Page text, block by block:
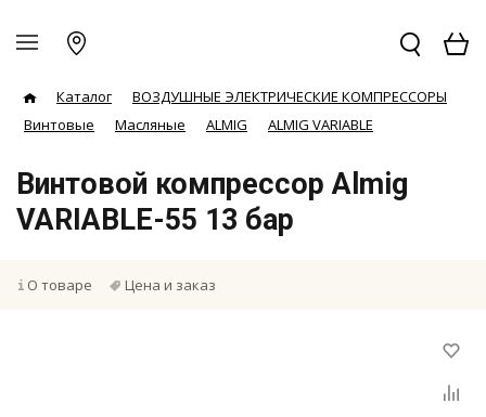
Каталог
ВОЗДУШНЫЕ ЭЛЕКТРИЧЕСКИЕ КОМПРЕССОРЫ
Винтовые
Масляные ALMIG ALMIG VARIABLE
Винтовой компрессор Almig
VARIABLE-55 13 бар
О товаре Цена и заказ